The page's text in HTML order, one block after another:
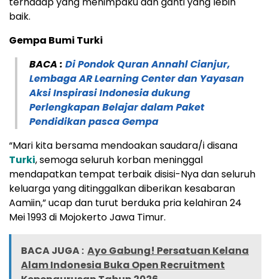
baik.
Gempa Bumi Turki
BACA : Di Pondok Quran Annahl Cianjur,
Lembaga AR Learning Center dan Yayasan
Aksi Inspirasi Indonesia dukung
Perlengkapan Belajar dalam Paket
Pendidikan pasca Gempa
“Mari kita bersama mendoakan saudara/i disana
Turki, semoga seluruh korban meninggal
mendapatkan tempat terbaik disisi-Nya dan seluruh
keluarga yang ditinggalkan diberikan kesabaran
Aamiin,” ucap dan turut berduka pria kelahiran 24
Mei 1993 di Mojokerto Jawa Timur.
BACA JUGA : Ayo Gabung! Persatuan Kelana
Alam Indonesia Buka Open Recruitment